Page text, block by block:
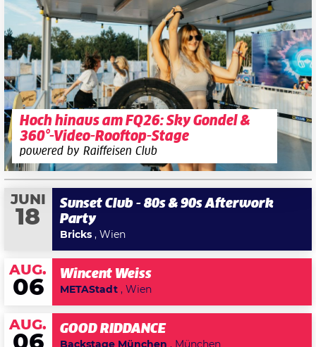
Hoch hinaus am FQ26: Sky Gondel &
360°-Video-Rooftop-Stage
powered by Raiffeisen Club
JUNI
18
Sunset Club - 80s & 90s Afterwork
Party
Bricks , Wien
AUG.
06
Wincent Weiss
METAStadt , Wien
AUG. GOOD RIDDANCE
Backstage München , München